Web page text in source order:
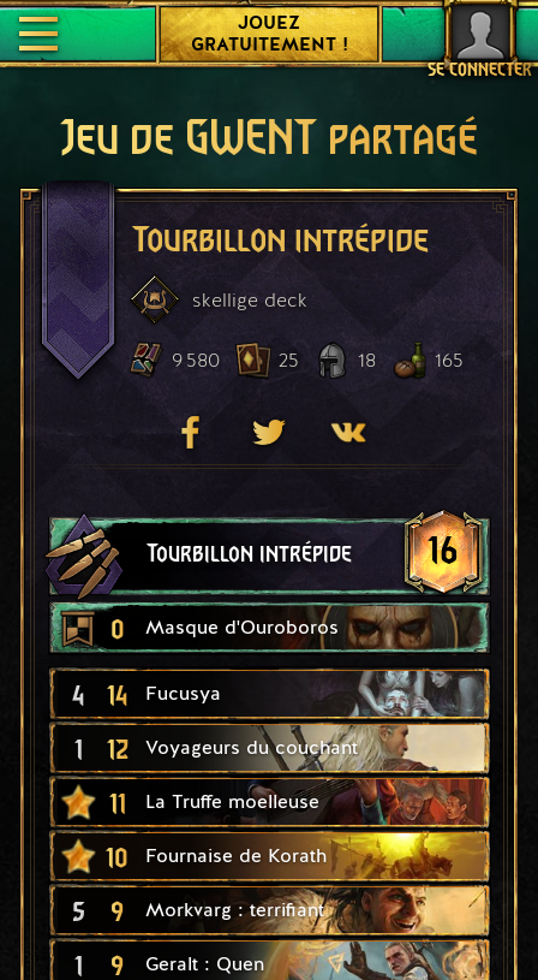
SE CONNECTER
JOUEZ
GRATUITEMENT !
Jeu de GWENT partagé
Tourbillon intrépide
skellige deck
9 580 25 18 165
Tourbillon intrépide 16
0 Masque d'Ouroboros
4 14 Fucusya
1 12 Voyageurs du couchant
11 La Truffe moelleuse
10 Fournaise de Korath
5 9 Morkvarg : terrifiant
1 9 Geralt : Quen